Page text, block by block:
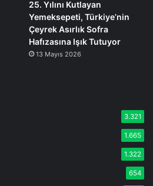
25. Yılını Kutlayan
Yemeksepeti, Türkiye’nin
Çeyrek Asırlık Sofra
Hafızasına Işık Tutuyor
13 Mayıs 2026
3.321
1.665
1.322
654